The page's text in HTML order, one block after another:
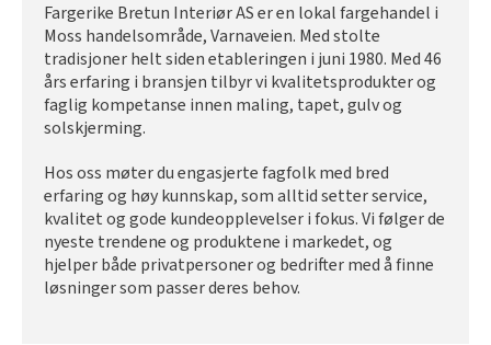
Fargerike Bretun Interiør AS er en lokal fargehandel i
Moss handelsområde, Varnaveien. Med stolte
tradisjoner helt siden etableringen i juni 1980. Med 46
års erfaring i bransjen tilbyr vi kvalitetsprodukter og
faglig kompetanse innen maling, tapet, gulv og
solskjerming.
Hos oss møter du engasjerte fagfolk med bred
erfaring og høy kunnskap, som alltid setter service,
kvalitet og gode kundeopplevelser i fokus. Vi følger de
nyeste trendene og produktene i markedet, og
hjelper både privatpersoner og bedrifter med å finne
løsninger som passer deres behov.